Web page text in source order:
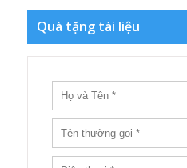
Quà tặng tài liệu